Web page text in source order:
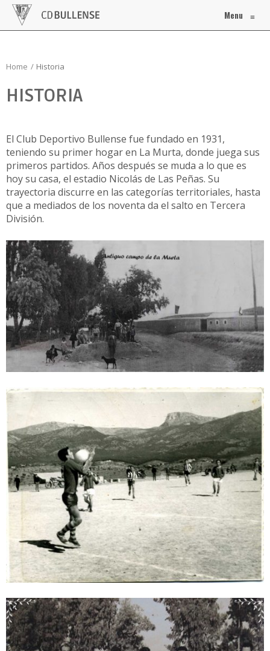
Menu ≡
Home Historia
HISTORIA
El Club Deportivo Bullense fue fundado en 1931,
teniendo su primer hogar en La Murta, donde juega sus
primeros partidos. Años después se muda a lo que es
hoy su casa, el estadio Nicolás de Las Peñas. Su
trayectoria discurre en las categorías territoriales, hasta
que a mediados de los noventa da el salto en Tercera
División.